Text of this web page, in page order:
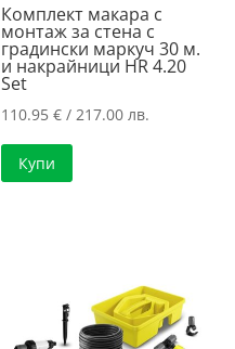
Комплект макара с
монтаж за стена с
градински маркуч 30 м.
и накрайници HR 4.20
Set
110.95€ / 217.00 лв.
Купи